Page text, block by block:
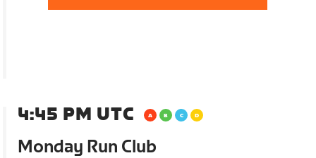
4:45 PM UTC
Monday Run Club